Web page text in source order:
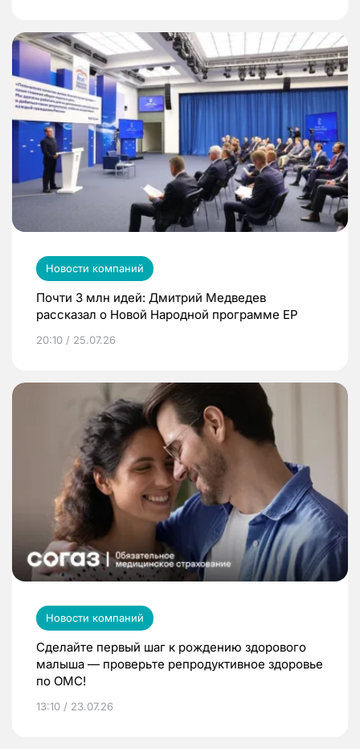
Новости компаний
Почти 3 млн идей: Дмитрий Медведев
рассказал о Новой Народной программе ЕР
20:10 / 25.07.26
Новости компаний
Сделайте первый шаг к рождению здорового
малыша — проверьте репродуктивное здоровье
по ОМС!
13:10 / 23.07.26